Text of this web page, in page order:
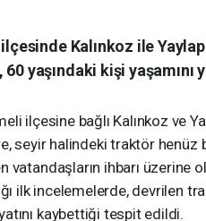
Kalınkoz ile
yaşındaki kişi yaşamını
ilçesine bağlı Kalınkoz ve
seyir halindeki traktör henüz
vatandaşların ihbarı üzerine
ilk incelemelerde, devrilen
kaybettiği tespit edildi.